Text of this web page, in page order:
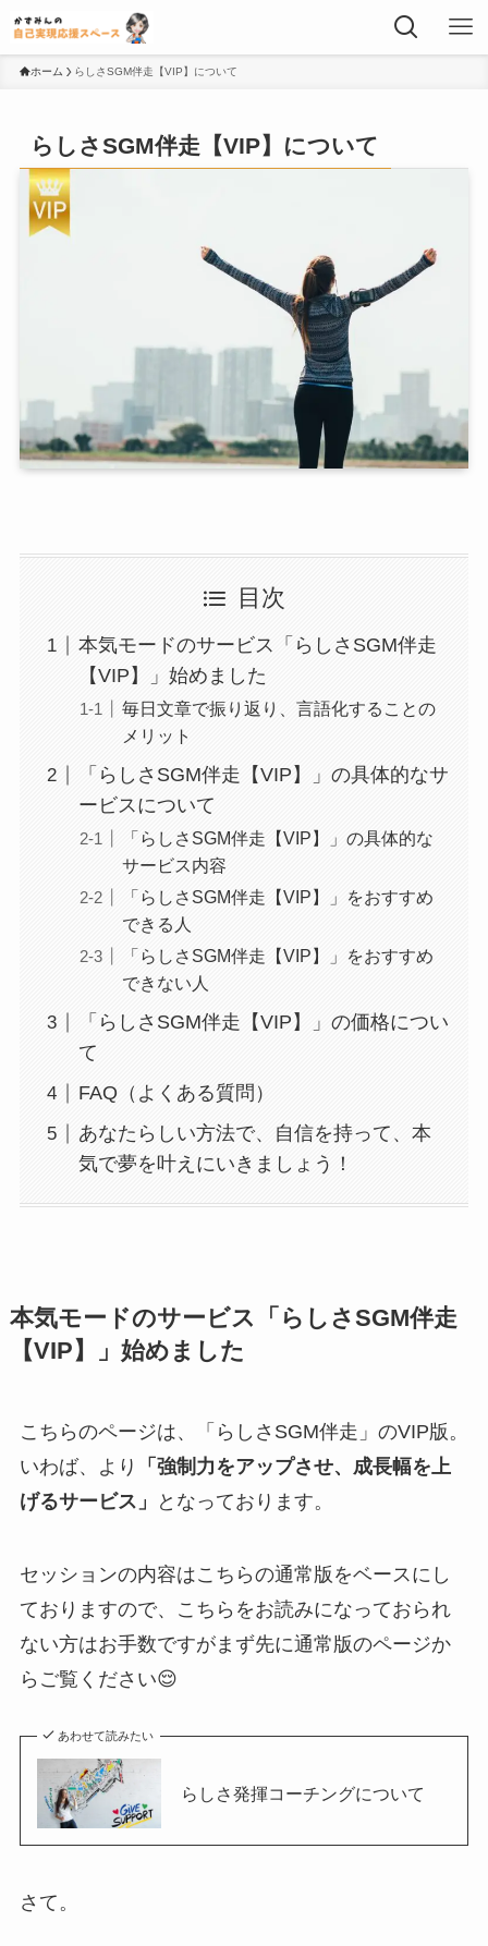
ホーム らしさSGM伴走【VIP】について
らしさSGM伴走【VIP】について
目次
本気モードのサービス「らしさSGM伴走
【VIP】」始めました
毎日文章で振り返り、言語化することの
メリット
「らしさSGM伴走【VIP】」の具体的なサ
ービスについて
「らしさSGM伴走【VIP】」の具体的な
サービス内容
「らしさSGM伴走【VIP】」をおすすめ
できる人
「らしさSGM伴走【VIP】」をおすすめ
できない人
「らしさSGM伴走【VIP】」の価格につい
て
FAQ（よくある質問）
あなたらしい方法で、自信を持って、本
気で夢を叶えにいきましょう！
本気モードのサービス「らしさSGM伴走
【VIP】」始めました
こちらのページは、「らしさSGM伴走」のVIP版。
いわば、より
「強制力をアップさせ、成長幅を上
げるサービス」
となっております。
セッションの内容はこちらの通常版をベースにし
ておりますので、こちらをお読みになっておられ
ない方はお手数ですがまず先に通常版のページか
らご覧ください😌
あわせて読みたい
らしさ発揮コーチングについて
さて。